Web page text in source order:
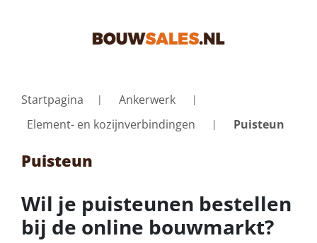
Startpagina
Ankerwerk
Element- en kozijnverbindingen
Puisteun
Puisteun
Wil je puisteunen bestellen
bij de online bouwmarkt?